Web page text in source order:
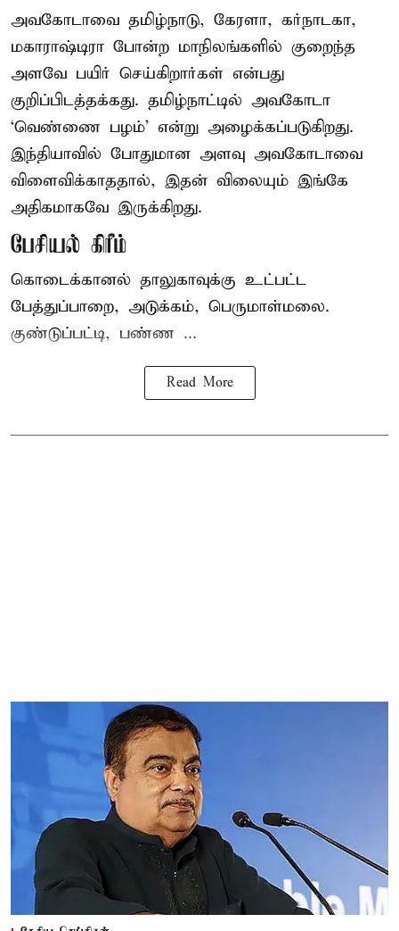
அவகோடாவை தமிழ்நாடு, கேரளா, கர்நாடகா,
மகாராஷ்டிரா போன்ற மாநிலங்களில் குறைந்த
அளவே பயிர் செய்கிறார்கள் என்பது
குறிப்பிடத்தக்கது. தமிழ்நாட்டில் அவகோடா
‘வெண்ணை பழம்’ என்று அழைக்கப்படுகிறது.
இந்தியாவில் போதுமான அளவு அவகோடாவை
விளைவிக்காததால், இதன் விலையும் இங்கே
அதிகமாகவே இருக்கிறது.
பேசியல் கிரீம்
கொடைக்கானல் தாலுகாவுக்கு உட்பட்ட
பேத்துப்பாறை, அடுக்கம், பெருமாள்மலை.
குண்டுப்பட்டி, பண்ண ...
Read More